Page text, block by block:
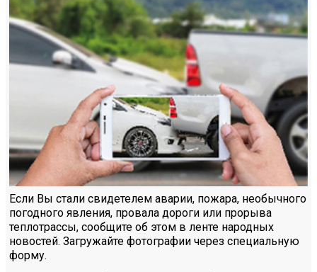
Если Вы стали свидетелем аварии, пожара, необычного
погодного явления, провала дороги или прорыва
теплотрассы, сообщите об этом в ленте народных
новостей. Загружайте фотографии через специальную
форму.